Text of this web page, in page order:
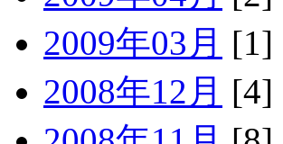
2009年03月 [1]
2008年12月 [4]